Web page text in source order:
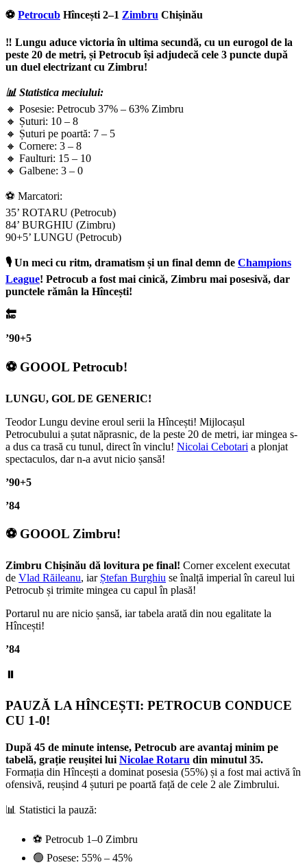
⚽️ Petrocub Hîncești 2–1 Zimbru Chișinău
‼️ Lungu aduce victoria în ultima secundă, cu un eurogol de la
peste 20 de metri, și Petrocub își adjudecă cele 3 puncte după
un duel electrizant cu Zimbru!
📊 Statistica meciului:
🔸 Posesie: Petrocub 37% – 63% Zimbru
🔸 Șuturi: 10 – 8
🔸 Șuturi pe poartă: 7 – 5
🔸 Cornere: 3 – 8
🔸 Faulturi: 15 – 10
🔸 Galbene: 3 – 0
⚽ Marcatori:
35’ ROTARU (Petrocub)
84’ BURGHIU (Zimbru)
90+5’ LUNGU (Petrocub)
🎙️ Un meci cu ritm, dramatism și un final demn de Champions
League! Petrocub a fost mai cinică, Zimbru mai posesivă, dar
punctele rămân la Hîncești!
🔚
’90+5
⚽ GOOOL Petrocub!
LUNGU, GOL DE GENERIC!
Teodor Lungu devine eroul serii la Hîncești! Mijlocașul
Petrocubului a șutat năprasnic, de la peste 20 de metri, iar mingea s-
a dus ca trasă cu tunul, direct în vinclu! Nicolai Cebotari a plonjat
spectaculos, dar n-a avut nicio șansă!
’90+5
’84
⚽ GOOOL Zimbru!
Zimbru Chișinău dă lovitura pe final! Corner excelent executat
de Vlad Răileanu, iar Ștefan Burghiu se înalță imperial în careul lui
Petrocub și trimite mingea cu capul în plasă!
Portarul nu are nicio șansă, iar tabela arată din nou egalitate la
Hîncești!
’84
⏸️
PAUZĂ LA HÎNCEȘTI: PETROCUB CONDUCE
CU 1-0!
După 45 de minute intense, Petrocub are avantaj minim pe
tabelă, grație reușitei lui Nicolae Rotaru din minutul 35.
Formația din Hîncești a dominat posesia (55%) și a fost mai activă în
ofensivă, reușind 4 șuturi pe poartă față de cele 2 ale Zimbrului.
📊 Statistici la pauză:
⚽ Petrocub 1–0 Zimbru
🟢 Posese: 55% – 45%